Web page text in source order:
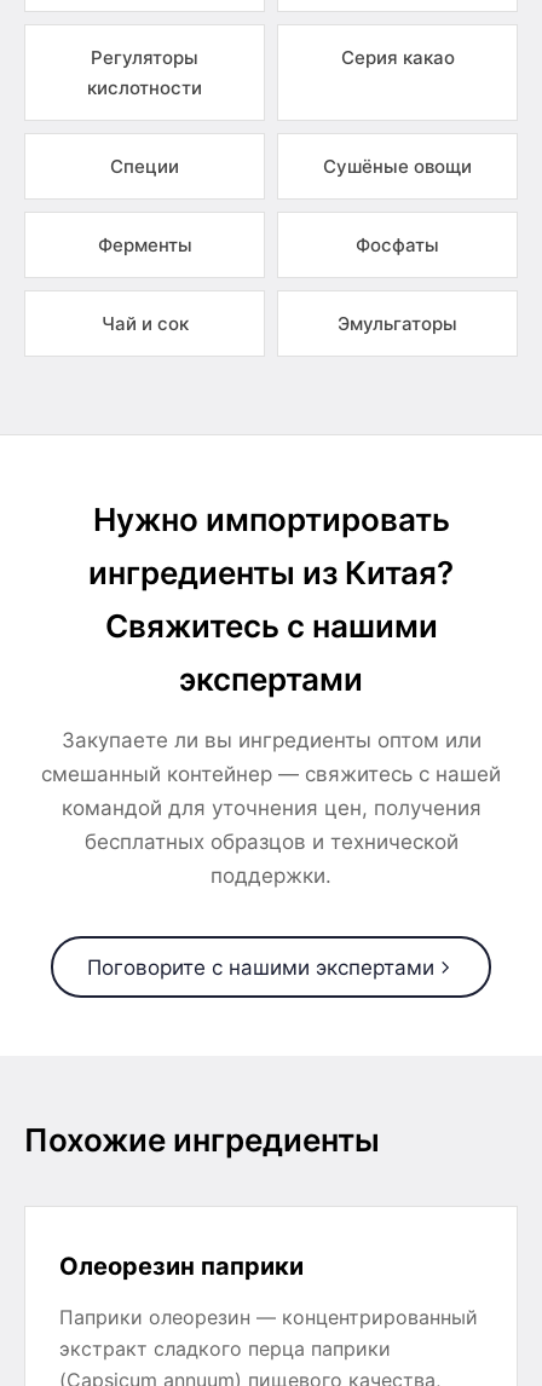
Регуляторы
кислотности
Серия какао
Специи Сушёные овощи
Ферменты Фосфаты
Чай и сок Эмульгаторы
Нужно импортировать
ингредиенты из Китая?
Свяжитесь с нашими
экспертами
Закупаете ли вы ингредиенты оптом или
смешанный контейнер — свяжитесь с нашей
командой для уточнения цен, получения
бесплатных образцов и технической
поддержки.
Поговорите с нашими экспертами
Похожие ингредиенты
Олеорезин паприки
Паприки олеорезин — концентрированный
экстракт сладкого перца паприки
(Capsicum annuum) пищевого качества,